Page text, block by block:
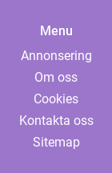
Menu
Annonsering
Om oss
Cookies
Kontakta oss
Sitemap